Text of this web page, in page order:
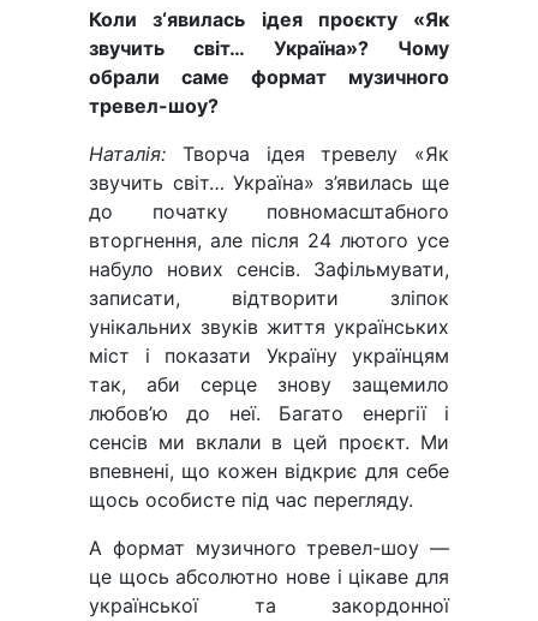
Коли з‘явилась ідея проєкту «Як
звучить світ… Україна»? Чому
обрали саме формат музичного
тревел-шоу?
Наталія: Творча ідея тревелу «Як
звучить світ… Україна» з’явилась ще
до початку повномасштабного
вторгнення, але після 24 лютого усе
набуло нових сенсів. Зафільмувати,
записати, відтворити зліпок
унікальних звуків життя українських
міст і показати Україну українцям
так, аби серце знову защемило
любов’ю до неї. Багато енергії і
сенсів ми вклали в цей проєкт. Ми
впевнені, що кожен відкриє для себе
щось особисте під час перегляду.
А формат музичного тревел-шоу —
це щось абсолютно нове і цікаве для
української та закордонної